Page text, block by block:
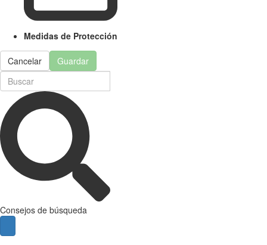
Medidas de Protección
Cancelar Guardar
Consejos de búsqueda